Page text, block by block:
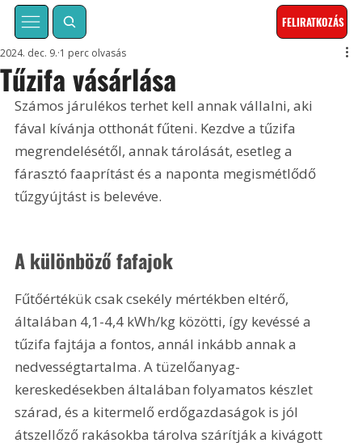
FELIRATKOZÁS
Tűzifa vásárlása
2024. dec. 9. 1 perc olvasás
Számos járulékos terhet kell annak vállalni, aki
fával kívánja otthonát fűteni. Kezdve a tűzifa
megrendelésétől, annak tárolását, esetleg a
fárasztó faaprítást és a naponta megismétlődő
tűzgyújtást is belevéve.
A különböző fafajok
Fűtőértékük csak csekély mértékben eltérő,
általában 4,1-4,4 kWh/kg közötti, így kevéssé a
tűzifa fajtája a fontos, annál inkább annak a
nedvességtartalma. A tüzelőanyag-
kereskedésekben általában folyamatos készlet
szárad, és a kitermelő erdőgazdaságok is jól
átszellőző rakásokba tárolva szárítják a kivágott